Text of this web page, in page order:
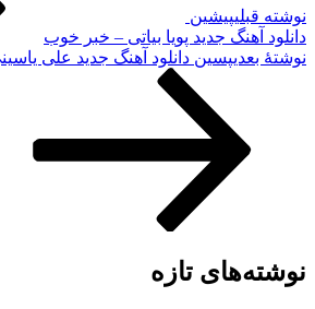
نوشته قبلیپیشین
دانلود آهنگ جدید پویا بیاتی – خبر خوب
نوشته‌ٔ بعدیپسین دانلود آهنگ جدید علی
نوشته‌های تازه